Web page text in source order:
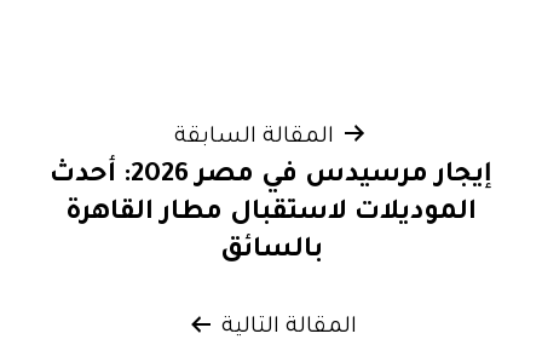
المقالات
المقالة السابقة
إيجار مرسيدس في مصر 2026: أحدث
الموديلات لاستقبال مطار القاهرة
بالسائق
المقالة التالية